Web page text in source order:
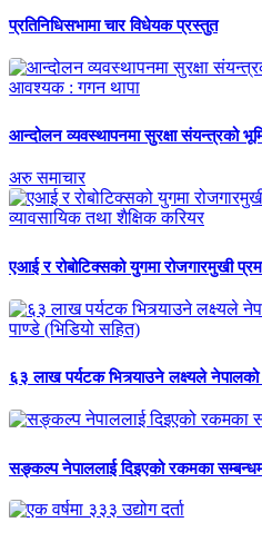
प्रतिनिधिसभामा चार विधेयक प्रस्तुत
आन्दोलन व्यवस्थापनमा सुरक्षा संयन्त्रको
अरु समाचार
एआई र रोबोटिक्सको युगमा रोजगारमुखी
६३ लाख पर्यटक भित्र्याउने लक्ष्यले
सङ्कल्प नेपाललाई दिइएको रकमका